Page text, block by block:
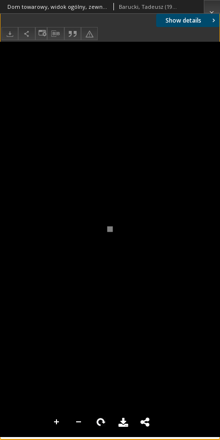
Show details
Dom towarowy, widok ogólny, zewnętrzny, Basildon, Anglia, Wielka Brytania Barucki, Tadeusz (1922- ). Fotograf